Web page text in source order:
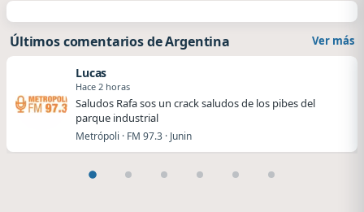
Últimos comentarios de Argentina Ver más
Lucas
Hace 2 horas
Saludos Rafa sos un crack saludos de los pibes del
parque industrial
Metrópoli · FM 97.3 · Junin